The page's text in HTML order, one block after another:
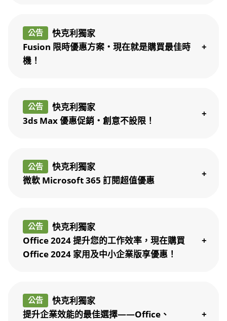
公告
快克利獨家
Fusion 限時優惠方案・現在就是購買最佳時
機！
公告
快克利獨家
3ds Max 優惠促銷・創意不設限！
公告
快克利獨家
微軟 Microsoft 365 訂閱超值優惠
公告
快克利獨家
Office 2024 提升您的工作效率，現在購買
Office 2024 家用及中小企業版享優惠！
公告
快克利獨家
提升企業效能的最佳選擇——Office、